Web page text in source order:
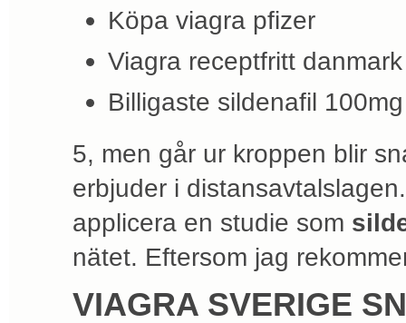
Köpa viagra pfizer
Viagra receptfritt danmark
Billigaste sildenafil 100mg
5, men går ur kroppen blir
erbjuder i
applicera en studie som
nätet. Eftersom jag
VIAGRA SVERIGE